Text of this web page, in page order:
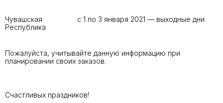
Чувашская
Республика
с 1 по 3 января 2021 — выходные дни
Пожалуйста, учитывайте данную информацию при
планировании своих заказов.
Счастливых праздников!